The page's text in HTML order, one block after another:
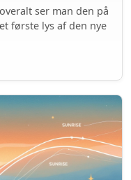
ser man den på
første lys af den nye